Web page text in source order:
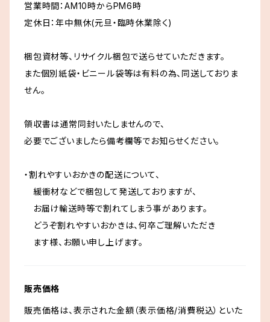
営業時間：AM10時からPM6時
定休日：年中無休(元旦・臨時休業除く)
梱包資材等、リサイクル梱包で送らせていただきます。
また個別紙袋・ビニール袋等は有料の為、同送しておりま
せん。
領収書は通常同封いたしませんので、
必要でございましたら備考欄等でお知らせください。
・割れやすいおかきの配送について、
緩衝材などで梱包して発送しておりますが、
お届け輸送時等で割れてしまう事があります。
どうぞ割れやすいおかきは、何卒ご理解いただき
ます様、お願い申し上げます。
販売価格
販売価格は、表示された金額（表示価格/消費税込）といた